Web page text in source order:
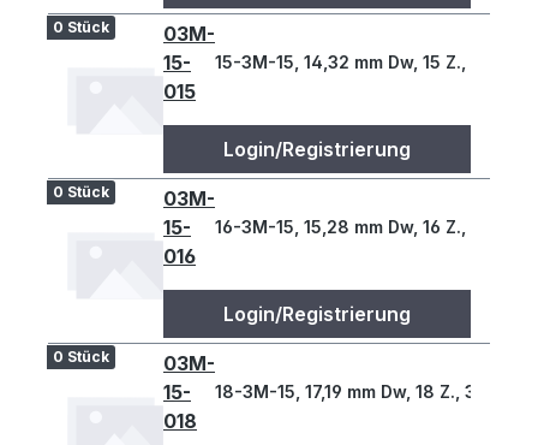
0 Stück
03M-
15-
015
15-3M-15, 14,32 mm Dw, 15 Z., 3 T
Login/Registrierung
0 Stück
03M-
15-
016
16-3M-15, 15,28 mm Dw, 16 Z., 3 T
Login/Registrierung
0 Stück
03M-
15-
018
18-3M-15, 17,19 mm Dw, 18 Z., 3 T